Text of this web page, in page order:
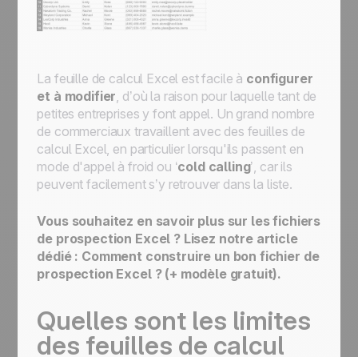
La feuille de calcul Excel est facile à configurer
et à modifier, d’où la raison pour laquelle tant de
petites entreprises y font appel. Un grand nombre
de commerciaux travaillent avec des feuilles de
calcul Excel, en particulier lorsqu'ils passent en
mode d'appel à froid ou ‘cold calling’, car ils
peuvent facilement s’y retrouver dans la liste.
Vous souhaitez en savoir plus sur les fichiers
de prospection Excel ? Lisez notre article
dédié : Comment construire un bon fichier de
prospection Excel ? (+ modèle gratuit).
Quelles sont les limites
des feuilles de calcul